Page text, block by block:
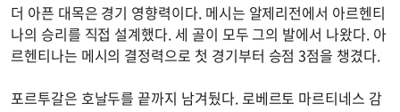
더 아픈 대목은 경기 영향력이다. 메시는 알제리전에서 아르헨티
나의 승리를 직접 설계했다. 세 골이 모두 그의 발에서 나왔다. 아
르헨티나는 메시의 결정력으로 첫 경기부터 승점 3점을 챙겼다.
포르투갈은 호날두를 끝까지 남겨뒀다. 로베르토 마르티네스 감